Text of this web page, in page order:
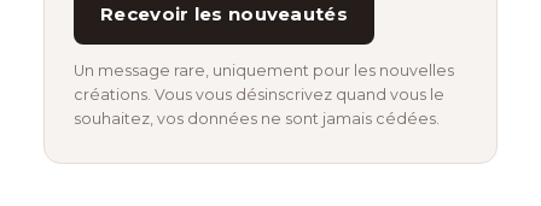
Recevoir les nouveautés
Un message rare, uniquement pour les nouvelles
créations. Vous vous désinscrivez quand vous le
souhaitez, vos données ne sont jamais cédées.